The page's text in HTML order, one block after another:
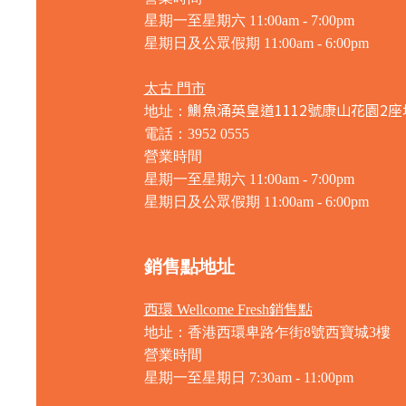
星期一至星期六 11:00am - 7:00pm
星期日及公眾假期 11:00am - 6:00pm
太古 門市
地址： 鰂魚涌英皇道1112號康山花園2
電話：3952 0555
營業時間
星期一至星期六 11:00am - 7:00pm
星期日及公眾假期 11:00am - 6:00pm
銷售點地址
西環 Wellcome Fresh銷售點
地址：香港西環卑路乍街8號西寶城3樓
營業時間
星期一至星期日 7:30am - 11:00pm